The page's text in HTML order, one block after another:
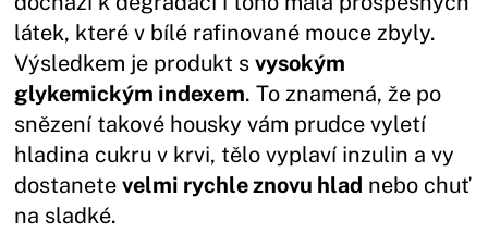
látek, které v bílé rafinované mouce zbyly.
Výsledkem je produkt svysokým
glykemickým indexem. To znamená, že po
snězení takové housky vám prudce vyletí
hladina cukru v krvi, tělo vyplaví inzulin a vy
dostanetevelmi rychle znovu hlad nebo chuť
na sladké.